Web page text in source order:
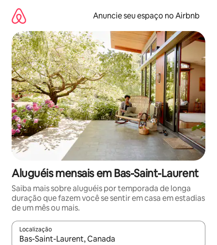
para
conteúdo
Anuncie seu espaço no Airbnb
Aluguéis mensais em Bas-Saint-Laurent
Saiba mais sobre aluguéis por temporada de longa
duração que fazem você se sentir em casa em estadias
de um mês ou mais.
Localização
Quando os resultados estiverem disponíveis, explore-os